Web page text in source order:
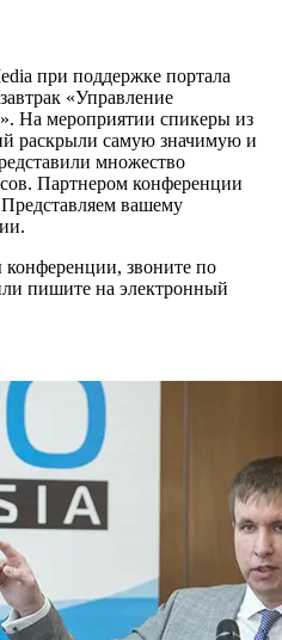
при поддержке портала
«Управление
На мероприятии спикеры из
раскрыли самую значимую и
множество
Партнером конференции
вашему
звоните по
пишите на электронный